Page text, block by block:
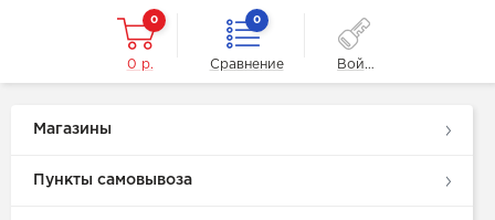
0
0 р.
0
Сравнение Войти
Магазины
Пункты самовывоза